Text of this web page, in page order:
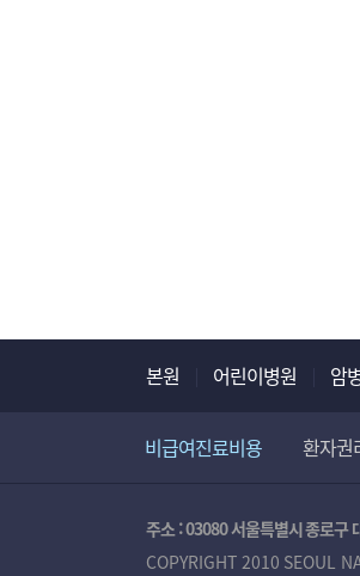
본원 어린이병원 암
비급여진료비용 환자권
주소 : 03080 서울특별시 종로구
COPYRIGHT 2010 SEOUL